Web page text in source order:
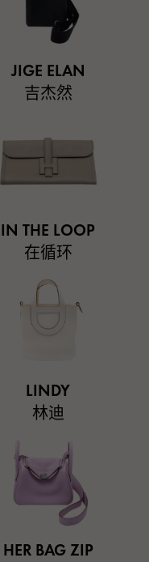
JIGE ELAN
吉杰然
IN THE LOOP
在循环
LINDY
林迪
HER BAG ZIP